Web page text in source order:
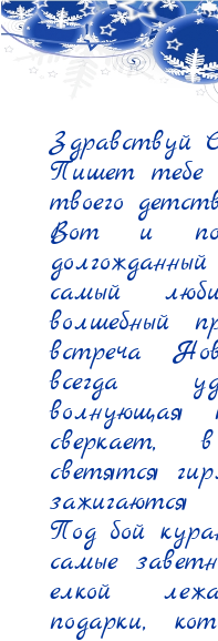
Здравствуй
Пишет тебе
твоего
Вот и
самый
волшебный
встреча
всегда
волнующая
светятся
Под бой
самые
елкой
подарки,